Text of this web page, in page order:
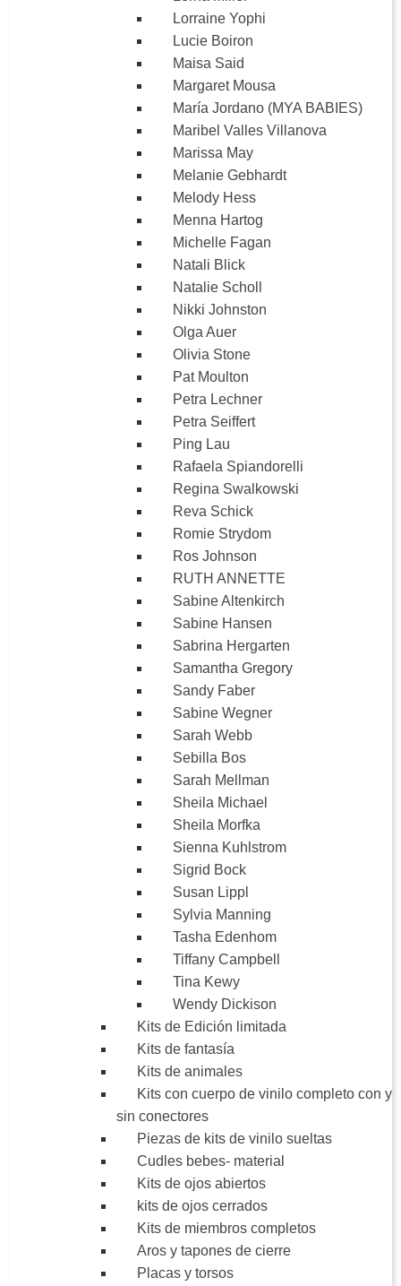
Lorraine Yophi
Lucie Boiron
Maisa Said
Margaret Mousa
María Jordano (MYA BABIES)
Maribel Valles Villanova
Marissa May
Melanie Gebhardt
Melody Hess
Menna Hartog
Michelle Fagan
Natali Blick
Natalie Scholl
Nikki Johnston
Olga Auer
Olivia Stone
Pat Moulton
Petra Lechner
Petra Seiffert
Ping Lau
Rafaela Spiandorelli
Regina Swalkowski
Reva Schick
Romie Strydom
Ros Johnson
RUTH ANNETTE
Sabine Altenkirch
Sabine Hansen
Sabrina Hergarten
Samantha Gregory
Sandy Faber
Sabine Wegner
Sarah Webb
Sebilla Bos
Sarah Mellman
Sheila Michael
Sheila Morfka
Sienna Kuhlstrom
Sigrid Bock
Susan Lippl
Sylvia Manning
Tasha Edenhom
Tiffany Campbell
Tina Kewy
Wendy Dickison
Kits de Edición limitada
Kits de fantasía
Kits de animales
Kits con cuerpo de vinilo completo con y
sin conectores
Piezas de kits de vinilo sueltas
Cudles bebes- material
Kits de ojos abiertos
kits de ojos cerrados
Kits de miembros completos
Aros y tapones de cierre
Placas y torsos